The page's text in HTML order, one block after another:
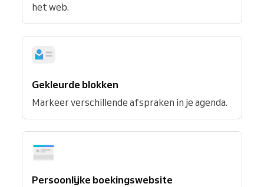
het web.
Gekleurde blokken
Markeer verschillende afspraken in je agenda.
Persoonlijke boekingswebsite